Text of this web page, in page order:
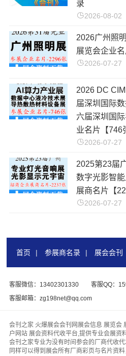
录
2026-08-02
2026广州照
展览会企业名
2026-07-27
2026 DC
届深圳国际
六届深圳国
业名片【746
2026-07-27
2025第23届
数字光影智
展商名片【
2026-07-27
首页 | 参展商名录 | 展会会刊
客服微信：13402301330
客服QQ：
客服邮箱：zg198net@qq.com
会刊之家 火爆展会会刊网展会信息 展览会
户网站 展会资料代收平台,提供专业会展资
会刊之家专业为没有时间参会的厂商代收
同样可以得到展会所有厂商彩页与名片资